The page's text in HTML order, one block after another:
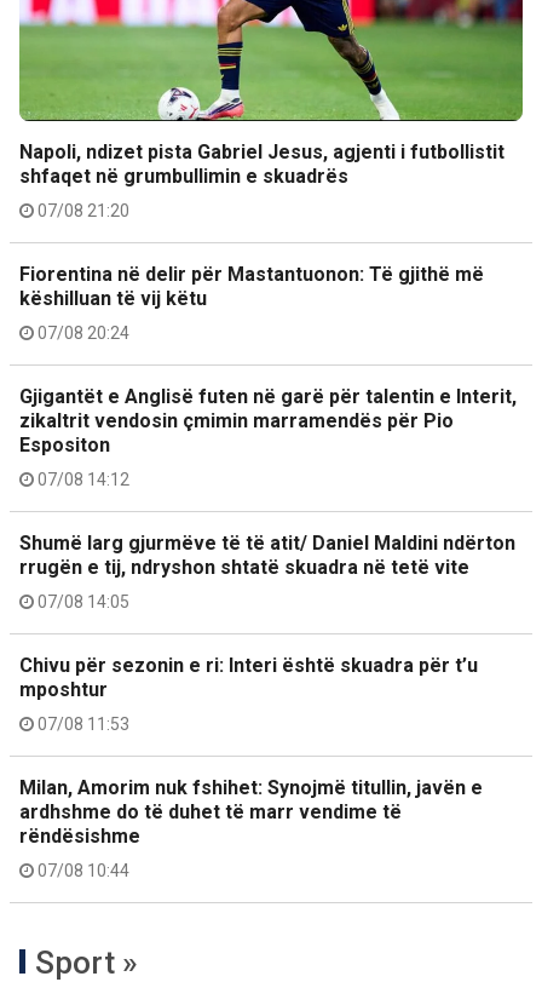
Napoli, ndizet pista Gabriel Jesus, agjenti i futbollistit
shfaqet në grumbullimin e skuadrës
07/08 21:20
Fiorentina në delir për Mastantuonon: Të gjithë më
këshilluan të vij këtu
07/08 20:24
Gjigantët e Anglisë futen në garë për talentin e Interit,
zikaltrit vendosin çmimin marramendës për Pio
Espositon
07/08 14:12
Shumë larg gjurmëve të të atit/ Daniel Maldini ndërton
rrugën e tij, ndryshon shtatë skuadra në tetë vite
07/08 14:05
Chivu për sezonin e ri: Interi është skuadra për t’u
mposhtur
07/08 11:53
Milan, Amorim nuk fshihet: Synojmë titullin, javën e
ardhshme do të duhet të marr vendime të
rëndësishme
07/08 10:44
Sport »